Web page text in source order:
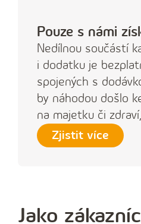
Pouze s námi
Nedílnou součástí
i dodatku je
spojených s
by náhodou došlo
na majetku či
Zjistit více
Jako